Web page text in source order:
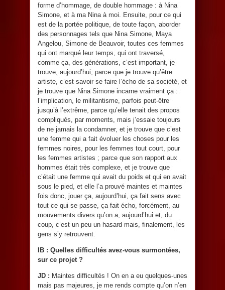
forme d’hommage, de double hommage : à Nina
Simone, et à ma Nina à moi. Ensuite, pour ce qui
est de la portée politique, de toute façon, aborder
des personnages tels que Nina Simone, Maya
Angelou, Simone de Beauvoir, toutes ces femmes
qui ont marqué leur temps, qui ont traversé,
comme ça, des générations, c’est important, je
trouve, aujourd’hui, parce que je trouve qu’être
artiste, c’est savoir se faire l’écho de sa société, et
je trouve que Nina Simone incarne vraiment ça :
l’implication, le militantisme, parfois peut-être
jusqu’à l’extrême, parce qu’elle tenait des propos
compliqués, par moments, mais j’essaie toujours
de ne jamais la condamner, et je trouve que c’est
une femme qui a fait évoluer les choses pour les
femmes noires, pour les femmes tout court, pour
les femmes artistes ; parce que son rapport aux
hommes était très complexe, et je trouve que
c’était une femme qui avait du poids et qui en avait
sous le pied, et elle l’a prouvé maintes et maintes
fois donc, jouer ça, aujourd’hui, ça fait sens avec
tout ce qui se passe, ça fait écho, forcément, au
mouvements divers qu’on a, aujourd’hui et, du
coup, c’est un peu un hasard mais, finalement, les
gens s’y retrouvent.
IB : Quelles difficultés avez-vous surmontées,
sur ce projet ?
JD : Maintes difficultés ! On en a eu quelques-unes
mais pas majeures, je me rends compte qu’on n’en